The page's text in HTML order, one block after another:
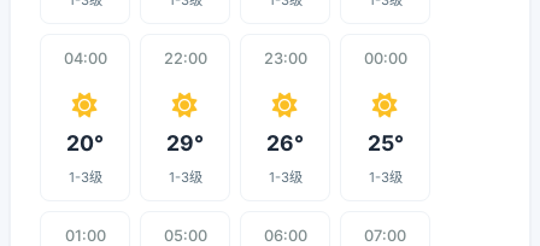
04:00
20°
1-3级
22:00
29°
1-3级
23:00
26°
1-3级
00:00
25°
1-3级
01:00 05:00 06:00 07:00